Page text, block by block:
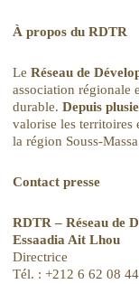
À propos du RDTR
Le Réseau de
association régionale
durable. Depuis
valorise les territoires
la région Souss-
Contact presse
RDTR – Réseau de
Essaadia Ait Lhou
Directrice
Tél. : +212 6 62 08